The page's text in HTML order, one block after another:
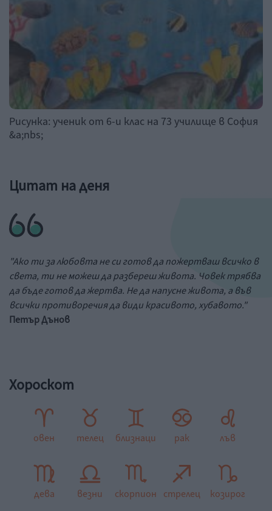
Рисунка: ученик от 6-и клас на 73 училище в София
&a;nbs;
Цитат на деня
"Ако ти за любовта не си готов да пожертваш всичко в
света, ти не можеш да разбереш живота. Човек трябва
да бъде готов да жертва. Не да напусне живота, а във
всички противоречия да види красивото, хубавото."
Петър Дънов
Хороскот
овен телец близнаци рак лъв
дева везни скорпион стрелец козирог